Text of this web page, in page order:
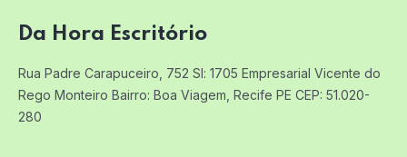
Da Hora Escritório
Rua Padre Carapuceiro, 752 Sl: 1705 Empresarial Vicente do
Rego Monteiro Bairro: Boa Viagem, Recife PE CEP: 51.020-
280